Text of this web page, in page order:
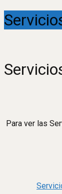
Para ver las